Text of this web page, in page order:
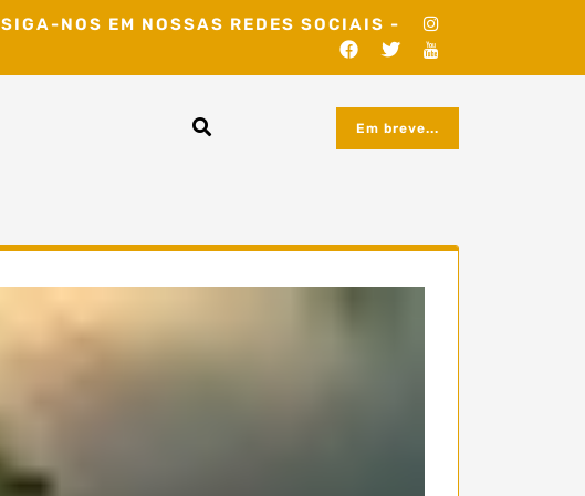
SIGA-NOS EM NOSSAS REDES SOCIAIS -
Em breve...